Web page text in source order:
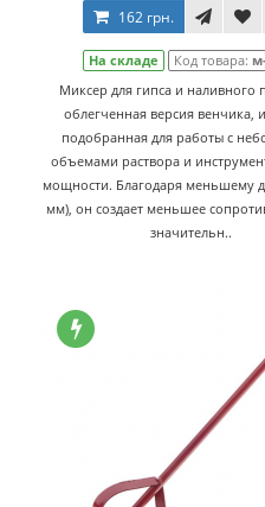
162 грн.
На складе Код товара:
Миксер для гипса и наливного
облегченная версия венчика,
подобранная для работы с
объемами раствора и
мощности. Благодаря меньшему
мм), он создает меньшее
значительн..